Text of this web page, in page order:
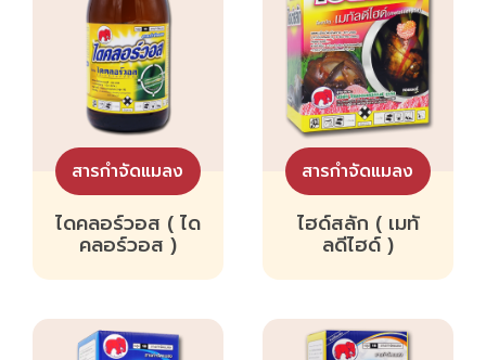
สารกำจัดแมลง
ไดคลอร์วอส ( ได
คลอร์วอส )
สารกำจัดแมลง
ไฮด์สลัก ( เมทั
ลดีไฮด์ )